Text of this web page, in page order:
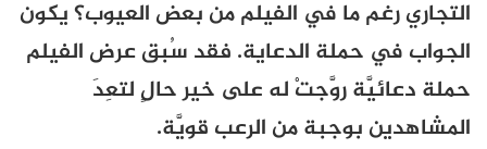
التجاري رغم ما في الفيلم من بعض العيوب؟ يكون
الجواب في حملة الدعاية. فقد سُبق عرض الفيلم
حملة دعائيَّة روَّجتْ له على خير حالٍ لتعِدَ
المشاهدين بوجبة من الرعب قويَّة.